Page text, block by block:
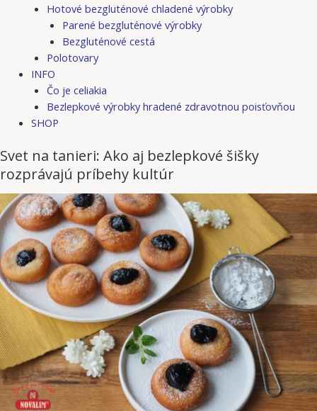
Hotové bezgluténové chladené výrobky
Parené bezgluténové výrobky
Bezgluténové cestá
Polotovary
INFO
Čo je celiakia
Bezlepkové výrobky hradené zdravotnou poisťovňou
SHOP
Svet na tanieri: Ako aj bezlepkové šišky
rozprávajú príbehy kultúr